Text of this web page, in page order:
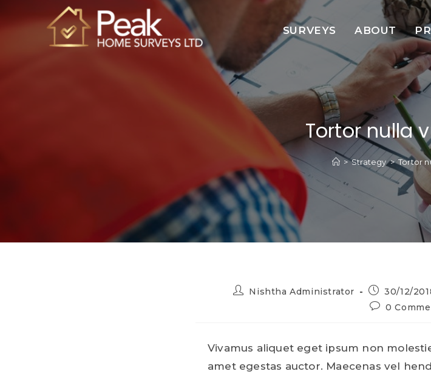
SURVEYS ABOUT
Tortor nulla
> Strategy > Tortor
Nishtha Administrator 30/12/
0
Vivamus aliquet eget ipsum non
amet egestas auctor. Maecenas vel